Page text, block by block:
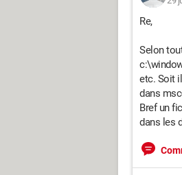
Re,
Selon
etc. Soit
dans
Bref un
dans les